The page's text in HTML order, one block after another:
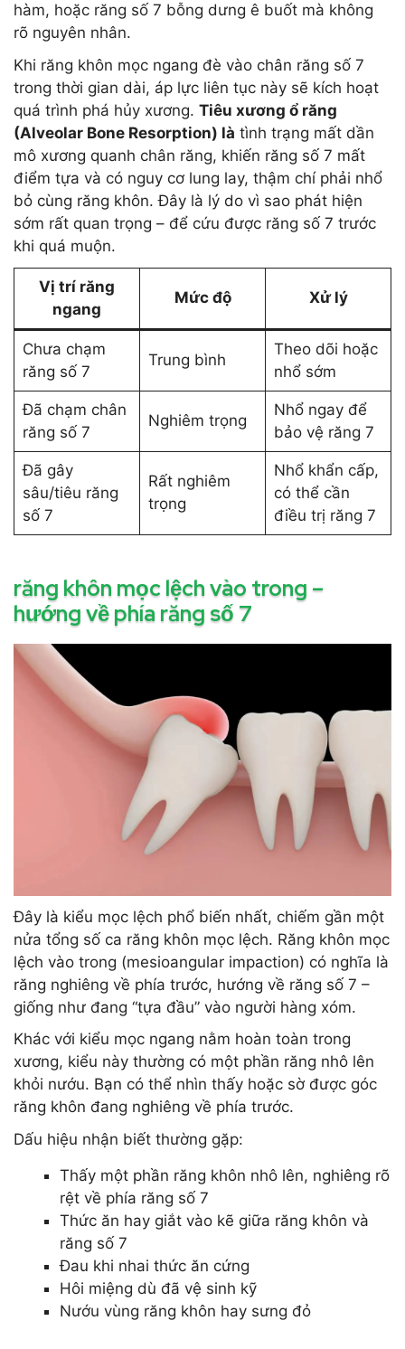
hàm, hoặc răng số 7 bỗng dưng ê buốt mà không
rõ nguyên nhân.
Khi răng khôn mọc ngang đè vào chân răng số 7
trong thời gian dài, áp lực liên tục này sẽ kích hoạt
quá trình phá hủy xương. Tiêu xương ổ răng
(Alveolar Bone Resorption) là tình trạng mất dần
mô xương quanh chân răng, khiến răng số 7 mất
điểm tựa và có nguy cơ lung lay, thậm chí phải nhổ
bỏ cùng răng khôn. Đây là lý do vì sao phát hiện
sớm rất quan trọng – để cứu được răng số 7 trước
khi quá muộn.
Vị trí răng
ngang
Mức độ Xử lý
Chưa chạm
răng số 7
Trung bình
Theo dõi hoặc
nhổ sớm
Đã chạm chân
răng số 7
Nghiêm trọng
Nhổ ngay để
bảo vệ răng 7
Đã gây
sâu/tiêu răng
số 7
Rất nghiêm
trọng
Nhổ khẩn cấp,
có thể cần
điều trị răng 7
răng khôn mọc lệch vào trong –
hướng về phía răng số 7
Đây là kiểu mọc lệch phổ biến nhất, chiếm gần một
nửa tổng số ca răng khôn mọc lệch. Răng khôn mọc
lệch vào trong (mesioangular impaction) có nghĩa là
răng nghiêng về phía trước, hướng về răng số 7 –
giống như đang “tựa đầu” vào người hàng xóm.
Khác với kiểu mọc ngang nằm hoàn toàn trong
xương, kiểu này thường có một phần răng nhô lên
khỏi nướu. Bạn có thể nhìn thấy hoặc sờ được góc
răng khôn đang nghiêng về phía trước.
Dấu hiệu nhận biết thường gặp:
Thấy một phần răng khôn nhô lên, nghiêng rõ
rệt về phía răng số 7
Thức ăn hay giắt vào kẽ giữa răng khôn và
răng số 7
Đau khi nhai thức ăn cứng
Hôi miệng dù đã vệ sinh kỹ
Nướu vùng răng khôn hay sưng đỏ